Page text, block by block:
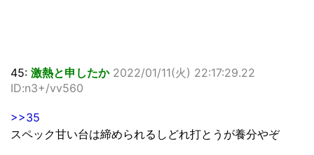
45: 激熱と申したか 2022/01/11(火) 22:17:29.22
ID:n3+/vv560
>>35
スペック甘い台は締められるしどれ打とうが養分やぞ